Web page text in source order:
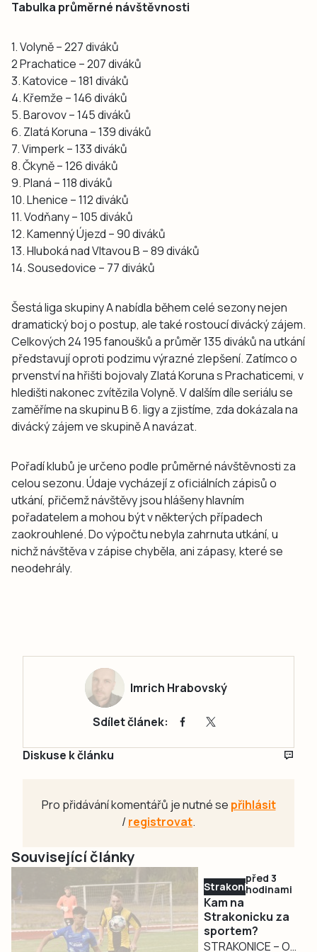
Tabulka průměrné návštěvnosti
1. Volyně – 227 diváků
2 Prachatice – 207 diváků
3. Katovice – 181 diváků
4. Křemže – 146 diváků
5. Barovov – 145 diváků
6. Zlatá Koruna – 139 diváků
7. Vimperk – 133 diváků
8. Čkyně – 126 diváků
9. Planá – 118 diváků
10. Lhenice – 112 diváků
11. Vodňany – 105 diváků
12. Kamenný Újezd – 90 diváků
13. Hluboká nad Vltavou B – 89 diváků
14. Sousedovice – 77 diváků
Šestá liga skupiny A nabídla během celé sezony nejen
dramatický boj o postup, ale také rostoucí divácký zájem.
Celkových 24 195 fanoušků a průměr 135 diváků na utkání
představují oproti podzimu výrazné zlepšení. Zatímco o
prvenství na hřišti bojovaly Zlatá Koruna s Prachaticemi, v
hledišti nakonec zvítězila Volyně. V dalším díle seriálu se
zaměříme na skupinu B 6. ligy a zjistíme, zda dokázala na
divácký zájem ve skupině A navázat.
Pořadí klubů je určeno podle průměrné návštěvnosti za
celou sezonu. Údaje vycházejí z oficiálních zápisů o
utkání, přičemž návštěvy jsou hlášeny hlavním
pořadatelem a mohou být v některých případech
zaokrouhlené. Do výpočtu nebyla zahrnuta utkání, u
nichž návštěva v zápise chyběla, ani zápasy, které se
neodehrály.
Imrich Hrabovský
Sdílet článek:
Diskuse k článku
Pro přidávání komentářů je nutné se přihlásit
/registrovat.
Související články
Strakonicko
před 3
hodinami
Kam na
Strakonicku za
sportem?
STRAKONICE – O